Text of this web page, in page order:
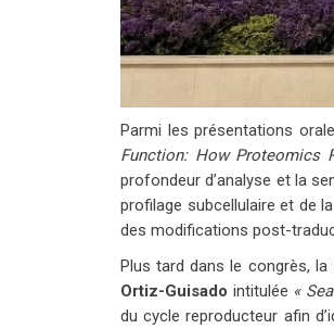
Parmi les présentations
Function: How Proteomics
profondeur d’analyse et la
profilage subcellulaire et de
des modifications post-
Plus tard dans le congrès,
Ortiz-Guisado intitulée «
du cycle reproducteur afin